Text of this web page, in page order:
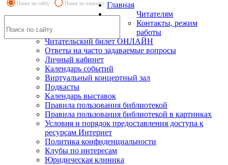
Поиск по сайту Поиск по каталогу Главная
Читателям
Контакты, режим
работы
Читательский билет ОНЛАЙН
Ответы на часто задаваемые вопросы
Личный кабинет
Календарь событий
Виртуальный концертный зал
Подкасты
Календарь выставок
Правила пользования библиотекой
Правила пользования библиотекой в картинках
Условия и порядок предоставления доступа к
ресурсам Интернет
Политика конфиденциальности
Клубы по интересам
Юридическая клиника